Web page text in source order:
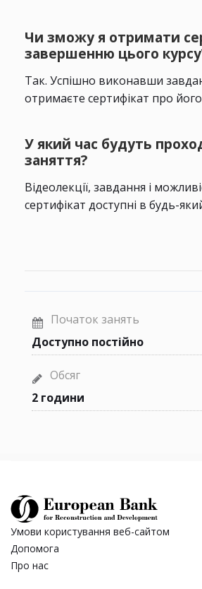
Чи зможу я отримати
завершенню цього
Так. Успішно виконавши
отримаєте сертифікат про
У який час будуть
заняття?
Відеолекції, завдання і
сертифікат доступні в будь-
Початок занять
Доступно постійно
Обсяг
2 години
Умови користування веб-сайтом
Допомога
Про нас